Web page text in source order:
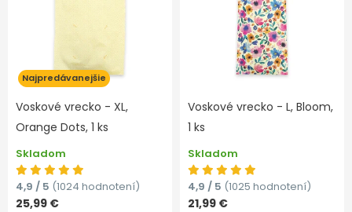
Najpredávanejšie
Voskové vrecko - XL,
Orange Dots, 1 ks
Skladom
4,9 / 5 (1024 hodnotení)
25,99 €
Voskové vrecko - L, Bloom,
1 ks
Skladom
4,9 / 5 (1025 hodnotení)
21,99 €